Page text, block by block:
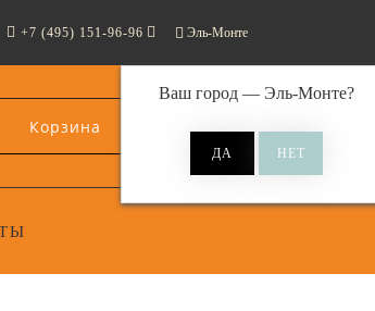
Эль-Монте
Ваш город — Эль-Монте?
+7 (495) 151-96-96
Корзина 0